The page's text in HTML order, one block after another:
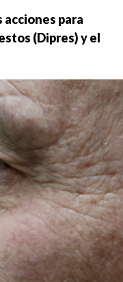
acciones para
(Dipres)y el